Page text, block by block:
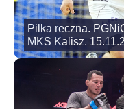
Pilka reczna.
MKS Kalisz.